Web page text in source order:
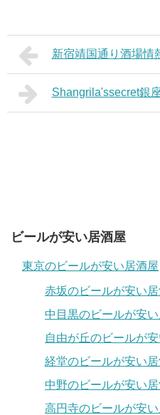
新宿靖国通り酒場情
Shangrila'ssecret銀
ビールが安い居酒屋
東京のビールが安い居酒屋
赤坂のビールが安い
中目黒のビールが安
自由が丘のビールが
経堂のビールが安い
中野のビールが安い
高円寺のビールが安